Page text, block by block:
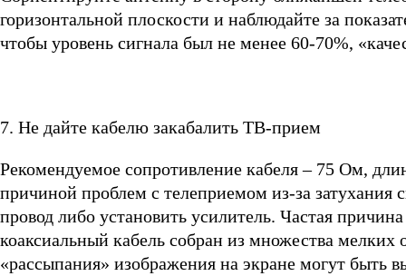
горизонтальной плоскости и наблюдайте за
чтобы уровень сигнала был не менее 60-70%,
7. Не дайте кабелю закабалить ТВ-прием
Рекомендуемое сопротивление кабеля – 75 Ом,
причиной проблем с телеприемом из-за
провод либо установить усилитель. Частая
коаксиальный кабель собран из множества мелких
«рассыпания» изображения на экране могут быть